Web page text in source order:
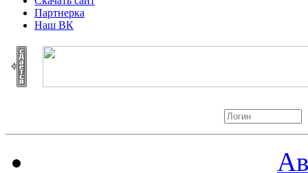
Партнерка
Наш ВК